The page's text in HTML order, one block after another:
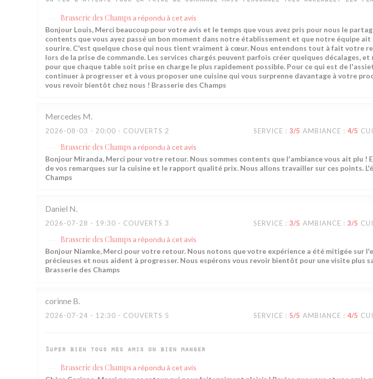
Brasserie des Champs a répondu à cet avis
Bonjour Louis, Merci beaucoup pour votre avis et le temps que vous avez pris pour nous le
contents que vous ayez passé un bon moment dans notre établissement et que notre équipe ait
sourire. C'est quelque chose qui nous tient vraiment à cœur. Nous entendons tout à fait votre
lors de la prise de commande. Les services chargés peuvent parfois créer quelques décalages,
pour que chaque table soit prise en charge le plus rapidement possible. Pour ce qui est de
continuer à progresser et à vous proposer une cuisine qui vous surprenne davantage à votre
vous revoir bientôt chez nous ! Brasserie des Champs
Mercedes M
2026-08-03 - 20:00 - COUVERTS 2 SERVICE : 3/5 AMBIANCE : 4/5
Brasserie des Champs a répondu à cet avis
Bonjour Miranda, Merci pour votre retour. Nous sommes contents que l'ambiance vous ait plu !
de vos remarques sur la cuisine et le rapport qualité prix. Nous allons travailler sur ces points.
Champs
Daniel N
2026-07-28 - 19:30 - COUVERTS 3 SERVICE : 3/5 AMBIANCE : 3/5
Brasserie des Champs a répondu à cet avis
Bonjour Niamke, Merci pour votre retour. Nous notons que votre expérience a été mitigée sur
précieuses et nous aident à progresser. Nous espérons vous revoir bientôt pour une visite plus
Brasserie des Champs
corinne B
2026-07-24 - 12:30 - COUVERTS 5 SERVICE : 5/5 AMBIANCE : 4/5
Super bien tous mes amis on bien manger
Brasserie des Champs a répondu à cet avis